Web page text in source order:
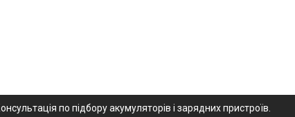
по підбору акумуляторів і зарядних пристроїв.